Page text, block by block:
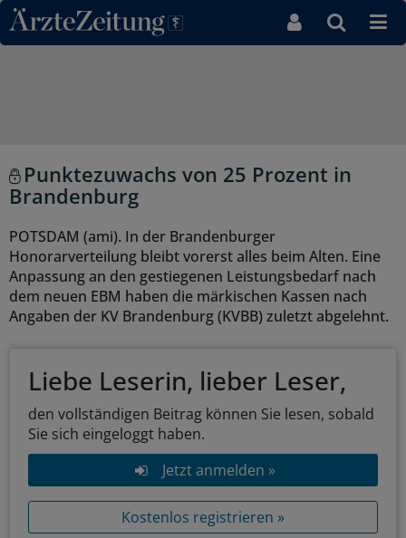
Direkt zum Inhaltsbereich
Punktezuwachs von 25 Prozent in
Brandenburg
POTSDAM (ami). In der Brandenburger
Honorarverteilung bleibt vorerst alles beim Alten. Eine
Anpassung an den gestiegenen Leistungsbedarf nach
dem neuen EBM haben die märkischen Kassen nach
Angaben der KV Brandenburg (KVBB) zuletzt abgelehnt.
Liebe Leserin, lieber Leser,
den vollständigen Beitrag können Sie lesen, sobald
Sie sich eingeloggt haben.
Jetzt anmelden »
Kostenlos registrieren »